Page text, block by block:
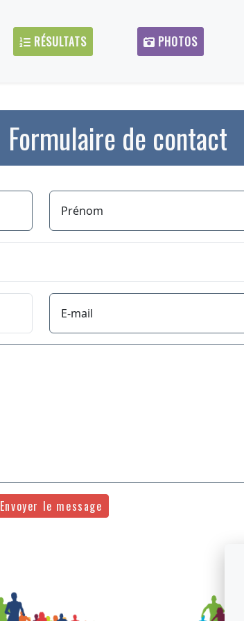
RÉSULTATS PHOTOS
Formulaire de contact
Prénom
E-mail
Envoyer le message